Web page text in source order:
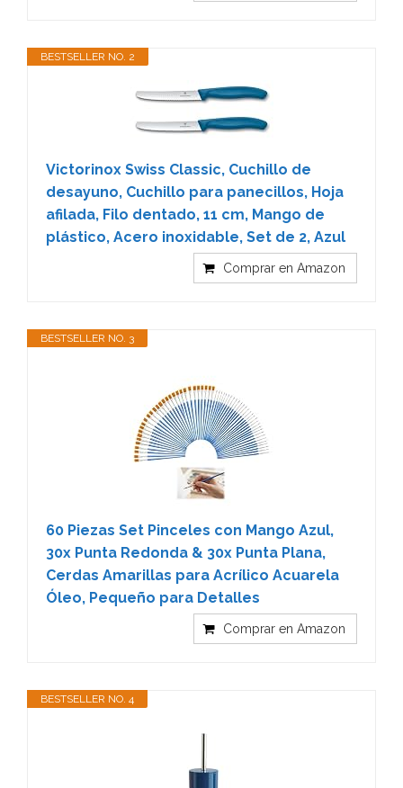
BESTSELLER NO. 2
Victorinox Swiss Classic, Cuchillo de
desayuno, Cuchillo para panecillos, Hoja
afilada, Filo dentado, 11 cm, Mango de
plástico, Acero inoxidable, Set de 2, Azul
Comprar en Amazon
BESTSELLER NO. 3
60 Piezas Set Pinceles con Mango Azul,
30x Punta Redonda & 30x Punta Plana,
Cerdas Amarillas para Acrílico Acuarela
Óleo, Pequeño para Detalles
Comprar en Amazon
BESTSELLER NO. 4